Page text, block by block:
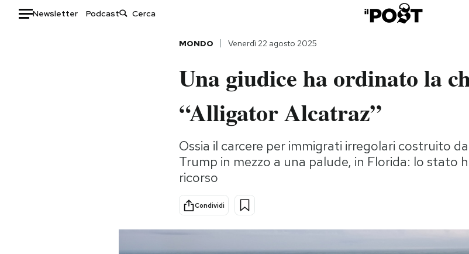
Newsletter Podcast
Storie/Idee
Ok Boomer!
MONDO Venerdì 22 agosto 2025
Una giudice ha ordinato la
“Alligator Alcatraz”
Ossia il carcere per immigrati irregolari costruito
Trump in mezzo a una palude, in Florida: lo stato
ricorso
Condividi